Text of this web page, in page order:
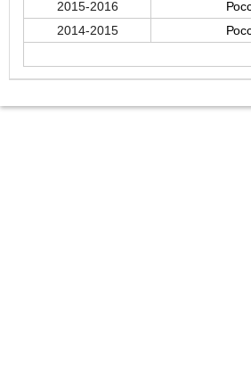
2015-2016
2014-2015